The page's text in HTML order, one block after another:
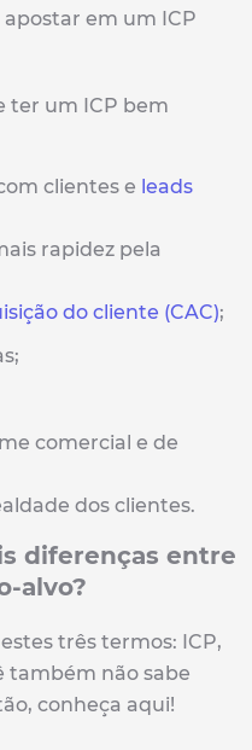
apostar em um ICP
ter um ICP bem
clientes e leads
rapidez pela
do cliente (CAC);
comercial e de
dos clientes.
diferenças entre
alvo?
três termos: ICP,
também não sabe
conheça aqui!